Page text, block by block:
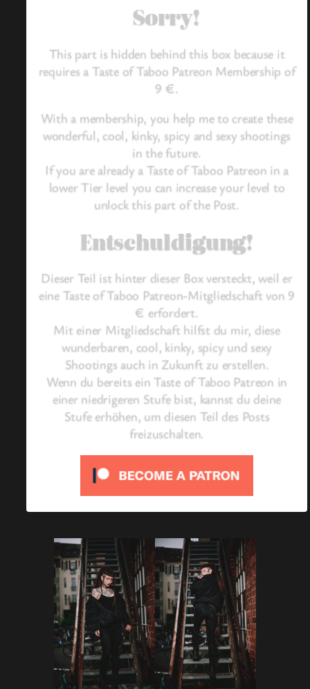
Sorry!
This part is hidden behind this box because it
requires a Taste of Taboo Patreon Membership of
9 €.
With a membership, you help me to create these
wonderful, cool, kinky, spicy and sexy shootings
in the future.
If you are already a Taste of Taboo Patreon in a
lower Tier level you can increase your level to
unlock this part of the Post.
Entschuldigung!
Dieser Teil ist hinter dieser Box versteckt, weil er
eine Taste of Taboo Patreon-Mitgliedschaft von 9
€ erfordert.
Mit einer Mitgliedschaft hilfst du mir, diese
wunderbaren, cool, kinky, spicy und sexy
Shootings auch in Zukunft zu erstellen.
Wenn du bereits ein Taste of Taboo Patreon in
einer niedrigeren Stufe bist, kannst du deine
Stufe erhöhen, um diesen Teil des Posts
freizuschalten.